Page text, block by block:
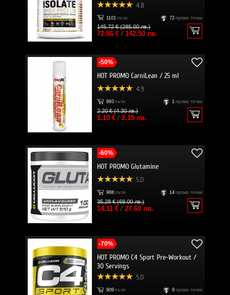
4.8
1101 пъти 72 промо точки
145.72 € (285.00 лв.)
72.86 €/ 142.50 лв.
-50%
HOT PROMO CarniLean / 25 ml
4.9
993 пъти 1 промо точки
2.20 € (4.30 лв.)
1.10 €/ 2.15 лв.
-60%
HOT PROMO Glutamine
5.0
988 пъти 14 промо точки
35.28 € (69.00 лв.)
14.11 €/ 27.60 лв.
-70%
HOT PROMO C4 Sport Pre-Workout /
30 Servings
5.0
909 пъти 9 промо точки